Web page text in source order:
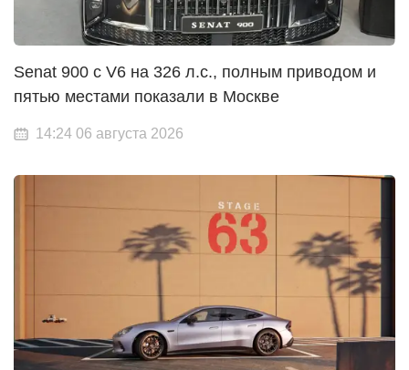
Senat 900 с V6 на 326 л.с., полным приводом и
пятью местами показали в Москве
14:24 06 августа 2026